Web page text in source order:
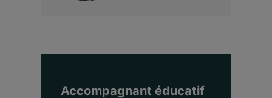
Accompagnant éducatif